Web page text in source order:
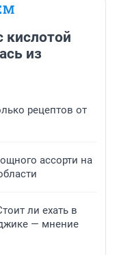
кислотой
из
рецептов от
ассорти на
ли ехать в
— мнение